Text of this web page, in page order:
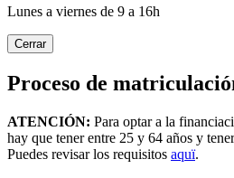
Lunes a viernes de 9 a 16h
Cerrar
Proceso de
ATENCIÓN: Para optar a la
hay que tener entre 25 y 64 años y
Puedes revisar los requisitos aquï.